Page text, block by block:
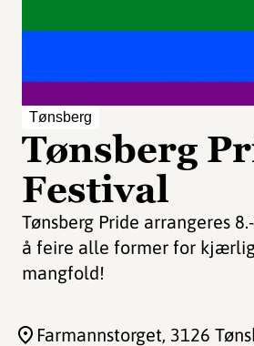
Tønsberg
Tønsberg
Festival
Tønsberg Pride arrangeres
å feire alle former for
mangfold!
Farmannstorget, 3126